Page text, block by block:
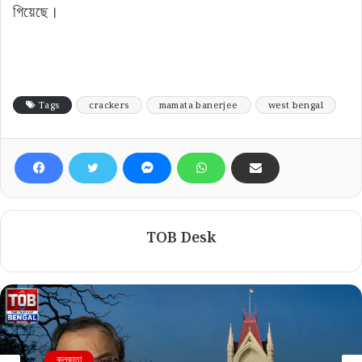
গিয়েছে।
Tags crackers mamata banerjee west bengal
TOB Desk